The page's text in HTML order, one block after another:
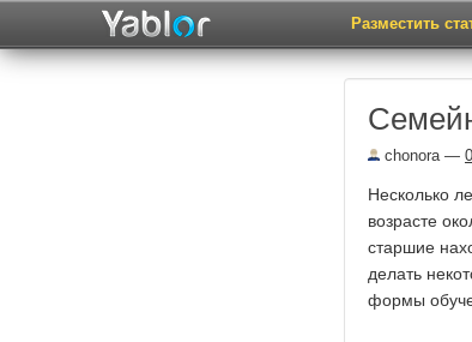
Разместить
chonora—
Несколько
возрасте
старшие
делать
формы